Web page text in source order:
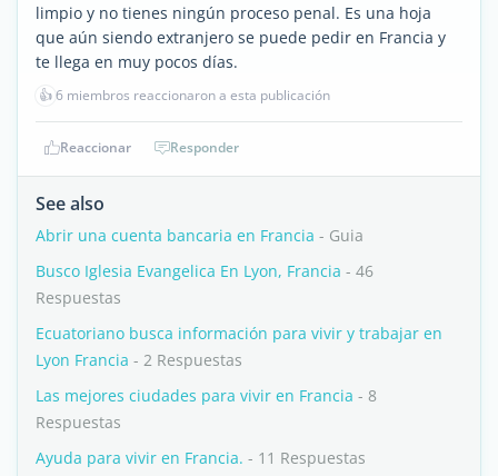
limpio y no tienes ningún proceso penal. Es una hoja
que aún siendo extranjero se puede pedir en Francia y
te llega en muy pocos días.
👍6 miembros reaccionaron a esta publicación
Reaccionar Responder
See also
Abrir una cuenta bancaria en Francia - Guia
Busco Iglesia Evangelica En Lyon, Francia - 46
Respuestas
Ecuatoriano busca información para vivir y trabajar en
Lyon Francia - 2 Respuestas
Las mejores ciudades para vivir en Francia - 8
Respuestas
Ayuda para vivir en Francia. - 11 Respuestas